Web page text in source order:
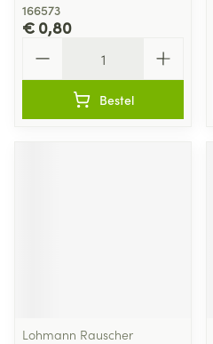
166573
€ 0,80
Bestel
Lohmann Rauscher